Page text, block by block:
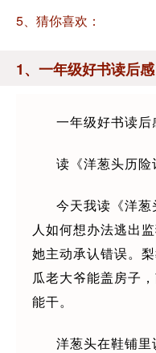
5、猜你喜欢：
1、一年级好书读后感
一年级好书读后
读《洋葱头历险
今天我读《洋
人如何想办法逃出
她主动承认错误。
瓜老大爷能盖房子
能干。
洋葱头在鞋铺里